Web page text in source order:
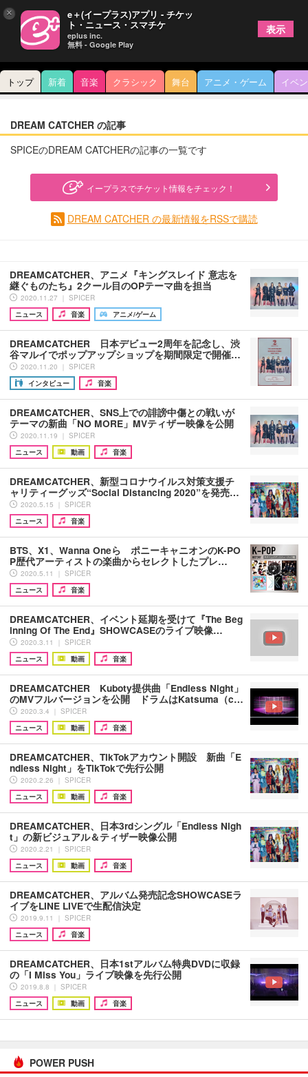
トップ 新着 音楽 クラシック 舞台 アニメ・ゲーム イベ
DREAM CATCHER の記事
SPICEのDREAM CATCHERの記事の一覧です
イープラスでチケット情報をチェック！
DREAM CATCHER の最新情報をRSSで購読
DREAMCATCHER、アニメ『キングスレイド 意志を
継ぐものたち』2クール目のOPテーマ曲を担当
2020.11.27 ｜ SPICER
ニュース
音楽 アニメ/ゲーム
DREAMCATCHER 日本デビュー2周年を記念し、渋
谷マルイでポップアップショップを期間限定で開催…
2020.11.20 ｜ SPICER
インタビュー
音楽
DREAMCATCHER、SNS上での誹謗中傷との戦いが
テーマの新曲「NO MORE」MVティザー映像を公開
2020.11.19 ｜ SPICER
ニュース
動画 音楽
DREAMCATCHER、新型コロナウイルス対策支援チ
ャリティーグッズ“Social Distancing 2020”を発売…
2020.5.15 ｜ SPICER
ニュース
音楽
BTS、X1、Wanna Oneら ポニーキャニオンのK-PO
P歴代アーティストの楽曲からセレクトしたプレ…
2020.5.11 ｜ SPICER
ニュース
音楽
DREAMCATCHER、イベント延期を受けて『The Beg
inning Of The End』SHOWCASEのライブ映像…
2020.3.11 ｜ SPICER
ニュース
動画 音楽
DREAMCATCHER Kuboty提供曲「Endless Night」
のMVフルバージョンを公開 ドラムはKatsuma（c…
2020.3.4 ｜ SPICER
ニュース
動画 音楽
DREAMCATCHER、TikTokアカウント開設 新曲「E
ndless Night」をTikTokで先行公開
2020.2.26 ｜ SPICER
ニュース
動画 音楽
DREAMCATCHER、日本3rdシングル「Endless Nigh
t」の新ビジュアル＆ティザー映像公開
2020.2.21 ｜ SPICER
ニュース
動画 音楽
DREAMCATCHER、アルバム発売記念SHOWCASEラ
イブをLINE LIVEで生配信決定
2019.9.11 ｜ SPICER
ニュース
音楽
DREAMCATCHER、日本1stアルバム特典DVDに収録
の「I Miss You」ライブ映像を先行公開
2019.8.8 ｜ SPICER
ニュース
動画 音楽
POWER PUSH
× e＋(イープラス)アプリ - チケッ
ト・ニュース・スマチケ
eplus inc.
無料 - Google Play
表示